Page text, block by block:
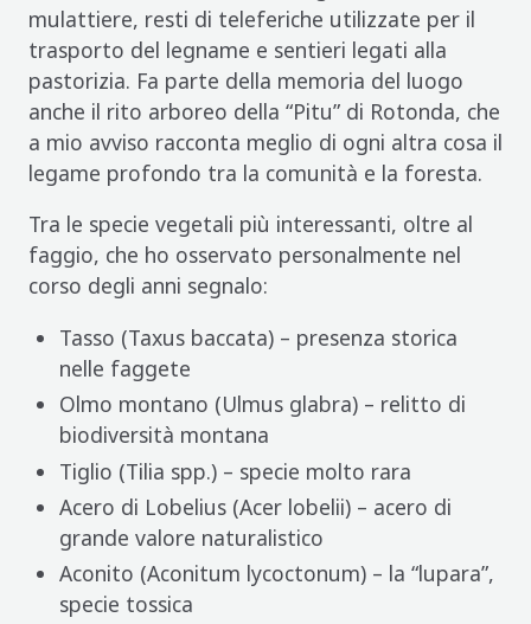
mulattiere, resti di teleferiche utilizzate per il
trasporto del legname e sentieri legati alla
pastorizia. Fa parte della memoria del luogo
anche il rito arboreo della “Pitu” di Rotonda, che
a mio avviso racconta meglio di ogni altra cosa il
legame profondo tra la comunità e la foresta.
Tra le specie vegetali più interessanti, oltre al
faggio, che ho osservato personalmente nel
corso degli anni segnalo:
Tasso (Taxus baccata) – presenza storica
nelle faggete
Olmo montano (Ulmus glabra) – relitto di
biodiversità montana
Tiglio (Tilia spp.) – specie molto rara
Acero di Lobelius (Acer lobelii) – acero di
grande valore naturalistico
Aconito (Aconitum lycoctonum) – la “lupara”,
specie tossica